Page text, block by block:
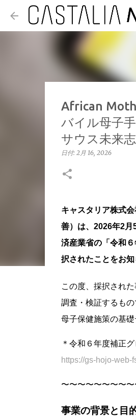
African
バイル母子
サウス未来
日付: 2月 16, 2026
キャスタリア株式
善）は、2026年2月
済産業省の「令和
択されたことをお知
この度、採択され
調査・検証するも
母子保健施策の基
＊令和６年度補正
https://gs-hojo-web-
〜〜〜〜〜〜〜〜
事業の背景と目